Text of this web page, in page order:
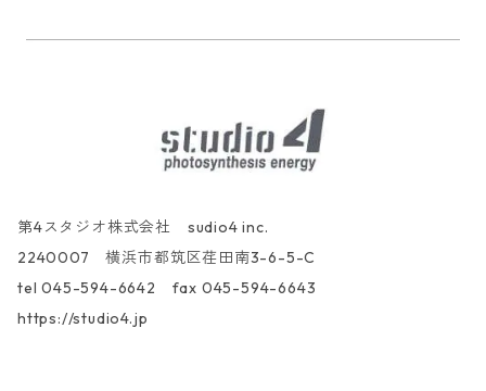
第4スタジオ株式会社 sudio4 inc.
2240007 横浜市都筑区荏田南3-6-5-C
tel 045-594-6642 fax 045-594-6643
https://studio4.jp